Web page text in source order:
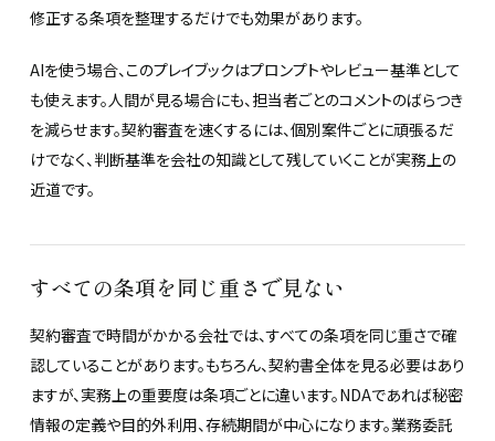
修正する条項を整理するだけでも効果があります。
AIを使う場合、このプレイブックはプロンプトやレビュー基準として
も使えます。人間が見る場合にも、担当者ごとのコメントのばらつき
を減らせます。契約審査を速くするには、個別案件ごとに頑張るだ
けでなく、判断基準を会社の知識として残していくことが実務上の
近道です。
すべての条項を同じ重さで見ない
契約審査で時間がかかる会社では、すべての条項を同じ重さで確
認していることがあります。もちろん、契約書全体を見る必要はあり
ますが、実務上の重要度は条項ごとに違います。NDAであれば秘密
情報の定義や目的外利用、存続期間が中心になります。業務委託